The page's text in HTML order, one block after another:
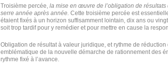
Troisième percée, la mise en œuvre de l’obligation de
serre année après année. Cette troisième percée est
étaient fixés à un horizon suffisamment lointain, dix ans ou
soit trop tardif pour y remédier et pour mettre en cause la
Obligation de résultat à valeur juridique, et rythme de
emblématique de la nouvelle démarche de rationnement des
rythme fixé à l’avance.